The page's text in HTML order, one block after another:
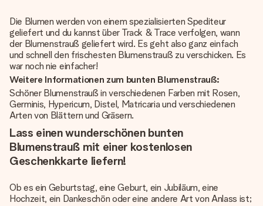
Die Blumen werden von einem spezialisierten Spediteur
geliefert und du kannst über Track & Trace verfolgen, wann
der Blumenstrauß geliefert wird. Es geht also ganz einfach
und schnell den frischesten Blumenstrauß zu verschicken. Es
war noch nie einfacher!
Weitere Informationen zum bunten Blumenstrauß:
Schöner Blumenstrauß in verschiedenen Farben mit Rosen,
Germinis, Hypericum, Distel, Matricaria und verschiedenen
Arten von Blättern und Gräsern.
Lass einen wunderschönen bunten
Blumenstrauß mit einer kostenlosen
Geschenkkarte liefern!
Ob es ein Geburtstag, eine Geburt, ein Jubiläum, eine
Hochzeit, ein Dankeschön oder eine andere Art von Anlass ist;